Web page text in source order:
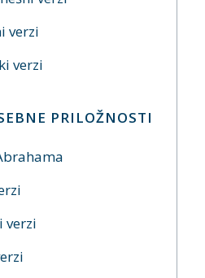
verzi
verzi
PRILOŽNOSTI
verzi